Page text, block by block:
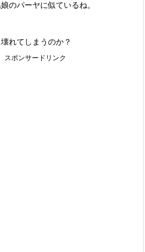
のパーヤに似ているね。
れてしまうのか？
スポンサードリンク